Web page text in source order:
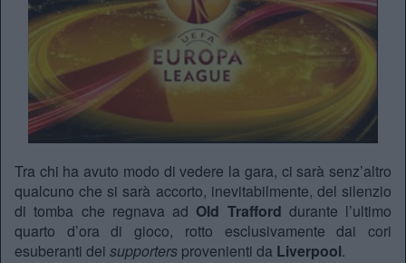
Tra chi ha avuto modo di vedere la gara, ci sarà senz’altro
qualcuno che si sarà accorto, inevitabilmente, del silenzio
di tomba che regnava ad Old Trafford durante l’ultimo
quarto d’ora di gioco, rotto esclusivamente dai cori
esuberanti dei supporters provenienti da Liverpool.